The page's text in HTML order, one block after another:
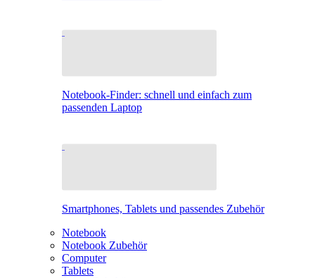
Notebook-Finder: schnell und einfach zum
passenden Laptop
Smartphones, Tablets und passendes Zubehör
Notebook
Notebook Zubehör
Computer
Tablets